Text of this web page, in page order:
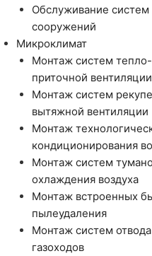
Обслуживание
сооружений
Микроклимат
Монтаж систем
приточной вентиляции
Монтаж систем
вытяжной вентиляции
Монтаж
кондиционирования
Монтаж систем
охлаждения воздуха
Монтаж встроенных
пылеудаления
Монтаж систем
газоходов